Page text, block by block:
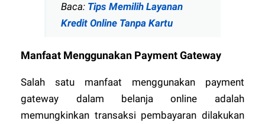
Baca: Tips Memilih Layanan
Kredit Online Tanpa Kartu
Manfaat Menggunakan Payment Gateway
Salah satu manfaat menggunakan payment
gateway dalam belanja online adalah
memungkinkan transaksi pembayaran dilakukan